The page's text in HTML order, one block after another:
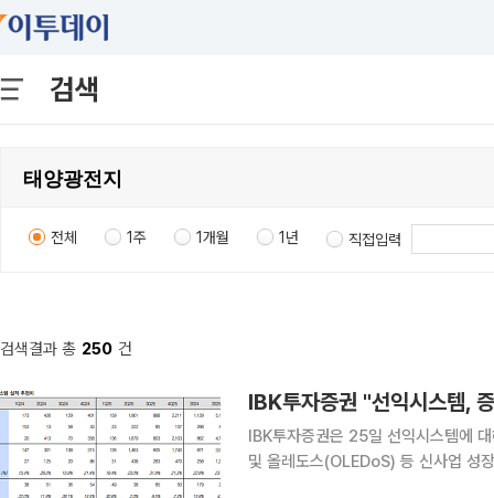
검색
전체 1주 1개월 1년 직접입력
검색결과 총 250 건
IBK투자증권 "선익시스템,
IBK투자증권은 25일 선익시스템에
및 올레도스(OLEDoS) 등 신사업 성